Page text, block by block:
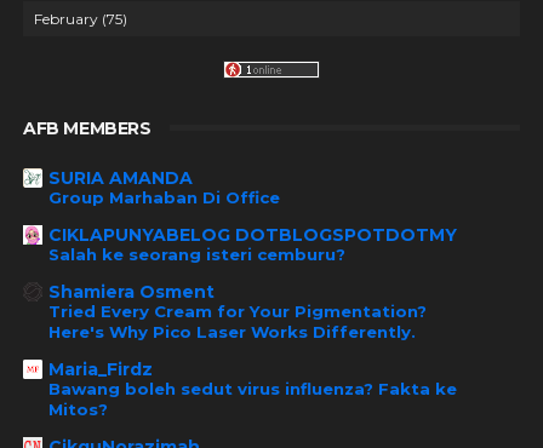
AFB MEMBERS
SURIA AMANDA
Group Marhaban Di Office
CIKLAPUNYABELOG DOTBLOGSPOTDOTMY
Salah ke seorang isteri cemburu?
Shamiera Osment
Tried Every Cream for Your Pigmentation?
Here's Why Pico Laser Works Differently.
Maria_Firdz
Bawang boleh sedut virus influenza? Fakta ke
Mitos?